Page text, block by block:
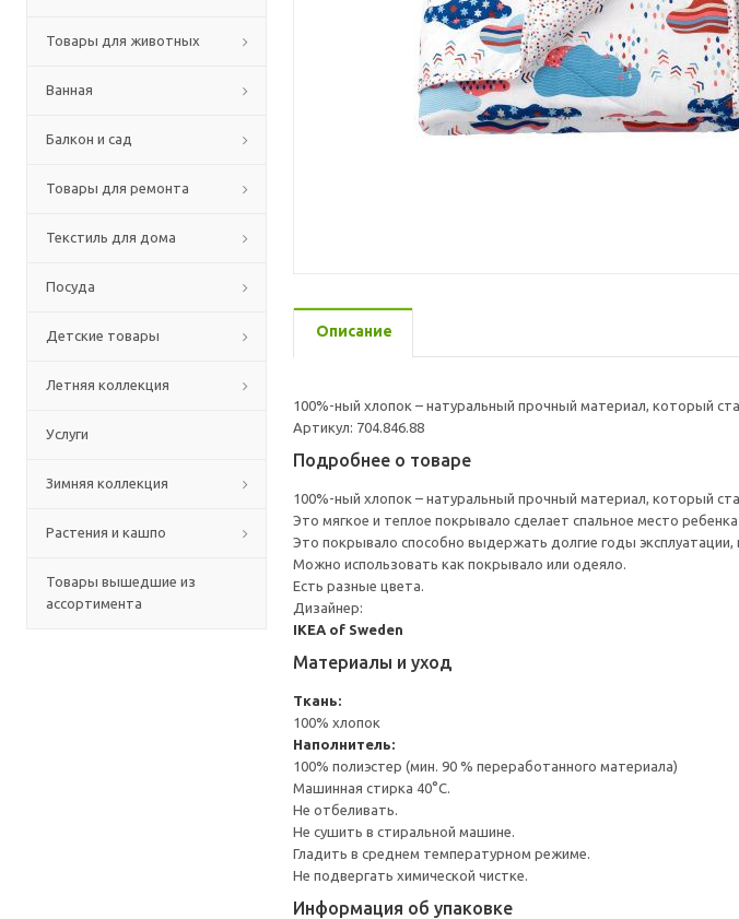
Товары для животных
Ванная
Балкон и сад
Товары для ремонта
Текстиль для дома
Посуда
Детские товары
Летняя коллекция
Услуги
Зимняя коллекция
Растения и кашпо
Товары вышедшие из
ассортимента
Описание
100%-ный хлопок – натуральный прочный материал, который
Артикул: 704.846.88
Подробнее о товаре
100%-ный хлопок – натуральный прочный материал, который
Это мягкое и теплое покрывало сделает спальное место
Это покрывало способно выдержать долгие годы эксплуатации,
Можно использовать как покрывало или одеяло.
Есть разные цвета.
Дизайнер:
IKEA of Sweden
Материалы и уход
Ткань:
100% хлопок
Наполнитель:
100% полиэстер (мин. 90 % переработанного материала)
Машинная стирка 40°С.
Не отбеливать.
Не сушить в стиральной машине.
Гладить в среднем температурном режиме.
Не подвергать химической чистке.
Информация об упаковке